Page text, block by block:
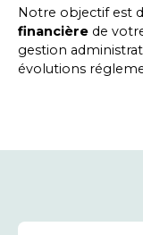
Notre objectif est
financière de
gestion
évolutions